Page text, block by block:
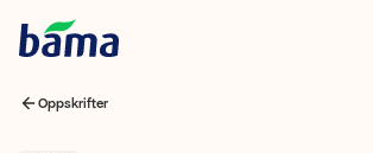
Oppskrifter